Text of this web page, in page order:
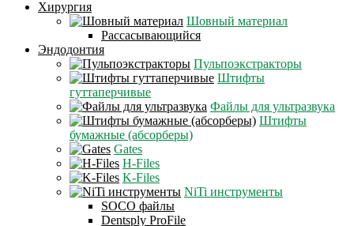
Хирургия
Шовный материал
Рассасывающийся
Эндодонтия
Пульпоэкстракторы
Штифты
гуттаперчивые
Файлы для ультразвука
Штифты
бумажные (абсорберы)
Gates
H-Files
K-Files
NiTi инструменты
SOCO файлы
Dentsply ProFile